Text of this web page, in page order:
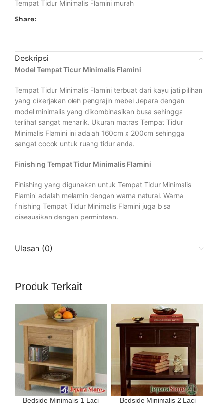
Tempat Tidur Minimalis Flamini murah
Share:
Deskripsi
Model Tempat Tidur Minimalis Flamini
Tempat Tidur Minimalis Flamini terbuat dari kayu jati pilihan
yang dikerjakan oleh pengrajin mebel Jepara dengan
model minimalis yang dikombinasikan busa sehingga
terlihat sangat menarik. Ukuran matras Tempat Tidur
Minimalis Flamini ini adalah 160cm x 200cm sehingga
sangat cocok untuk ruang tidur anda.
Finishing Tempat Tidur Minimalis Flamini
Finishing yang digunakan untuk Tempat Tidur Minimalis
Flamini adalah melamin dengan warna natural. Warna
finishing Tempat Tidur Minimalis Flamini juga bisa
disesuaikan dengan permintaan.
Ulasan (0)
Produk Terkait
Bedside Minimalis 1 Laci Bedside Minimalis 2 Laci